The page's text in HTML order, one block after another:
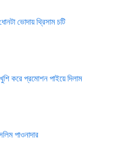
ভোদায় থ্রিসাম চটি
করে প্রমোশন পাইয়ে দিলাম
পাওনাদার